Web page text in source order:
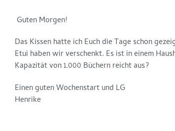
Guten Morgen!
Das Kissen hatte ich Euch die Tage schon
Etui haben wir verschenkt. Es ist in einem
Kapazität von 1.000 Büchern reicht aus?
Einen guten Wochenstart und LG
Henrike